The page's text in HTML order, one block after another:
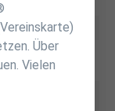
Über
Vielen